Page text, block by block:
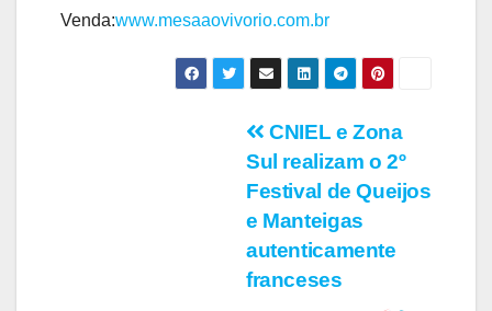
Venda:www.mesaaovivorio.com.br
CNIEL e Zona
Sul realizam o 2º
Festival de Queijos
e Manteigas
autenticamente
franceses